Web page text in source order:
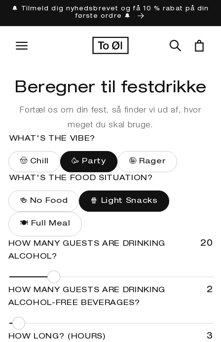
Gå til
🔔 Tilmeld dig nyhedsbrevet og få 10 % rabat på din
første ordre 🔔
Beregner til festdrikke
Fortæl os om din fest, så finder vi ud af, hvor
meget du skal bruge.
WHAT'S THE VIBE?
🤠 Chill 🥳 Party 🤪 Rager
WHAT'S THE FOOD SITUATION?
🍻 No Food 🍿 Light Snacks
🍽️ Full Meal
HOW MANY GUESTS ARE DRINKING
ALCOHOL?
20
HOW MANY GUESTS ARE DRINKING
ALCOHOL-FREE BEVERAGES?
2
HOW LONG? (HOURS) 3